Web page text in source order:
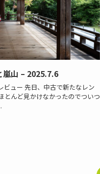
嵐山 – 2025.7.6
ュー 先日、中古で新たなレン
とんど見かけなかったのでついつ